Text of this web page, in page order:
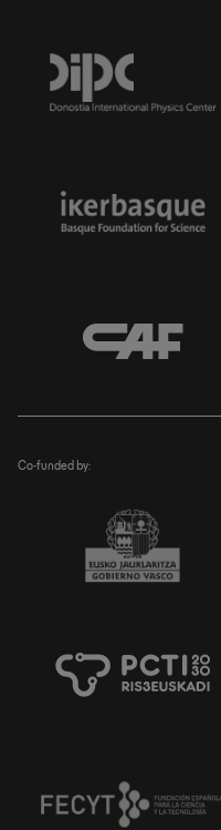
Co-funded by: